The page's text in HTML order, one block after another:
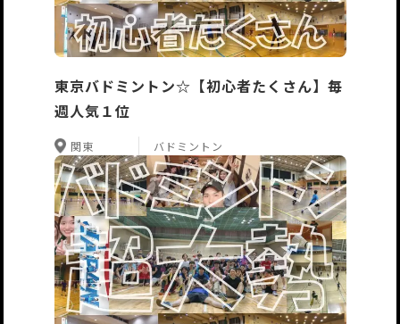
東京バドミントン☆【初心者たくさん】毎
週人気１位
関東 バドミントン